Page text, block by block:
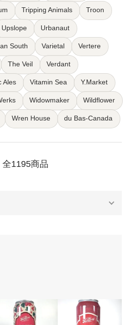
Tripping Animals Troon
Upslope Urbanaut
South Varietal Vertere
The Veil Verdant
Ales Vitamin Sea Y.Market
Widowmaker Wildflower
Wren House du Bas-Canada
全1195商品